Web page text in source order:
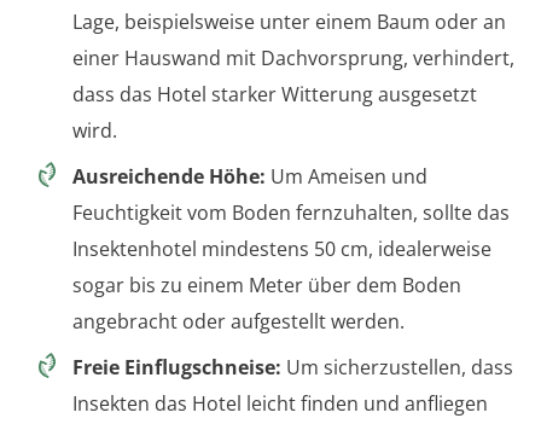
Lage, beispielsweise unter einem Baum oder an
einer Hauswand mit Dachvorsprung, verhindert,
dass das Hotel starker Witterung ausgesetzt
wird.
Ausreichende Höhe: Um Ameisen und
Feuchtigkeit vom Boden fernzuhalten, sollte das
Insektenhotel mindestens 50 cm, idealerweise
sogar bis zu einem Meter über dem Boden
angebracht oder aufgestellt werden.
Freie Einflugschneise: Um sicherzustellen, dass
Insekten das Hotel leicht finden und anfliegen